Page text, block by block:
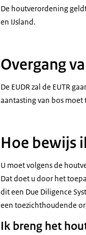
De houtverordening
en IJsland.
Overgang
De EUDR zal de EUTR
aantasting van bos moet
Hoe bewijs
U moet volgens de
Dat doet u door het
dit een Due Diligence
een toezichthoudende
Ik breng het